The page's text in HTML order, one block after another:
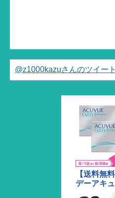
@z1000kazuさんのツイート